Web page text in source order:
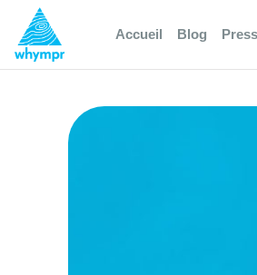
Accueil Blog